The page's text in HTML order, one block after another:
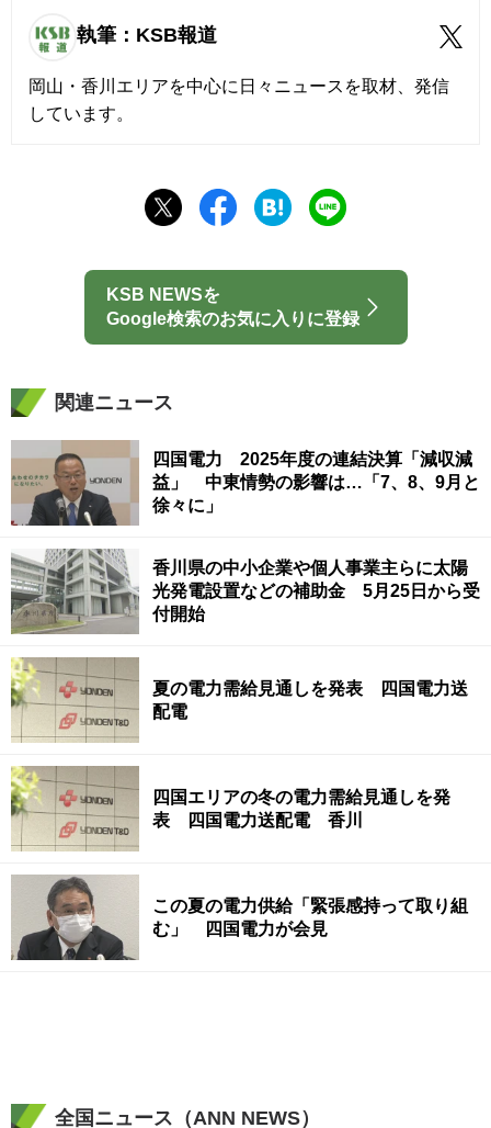
執筆：KSB報道
岡山・香川エリアを中心に日々ニュースを取材、発信
しています。
KSB NEWSを
Google検索のお気に入りに登録
関連ニュース
四国電力 2025年度の連結決算「減収減
益」 中東情勢の影響は…「7、8、9月と
徐々に」
香川県の中小企業や個人事業主らに太陽
光発電設置などの補助金 5月25日から受
付開始
夏の電力需給見通しを発表 四国電力送
配電
四国エリアの冬の電力需給見通しを発
表 四国電力送配電 香川
この夏の電力供給「緊張感持って取り組
む」 四国電力が会見
全国ニュース（ANN NEWS）